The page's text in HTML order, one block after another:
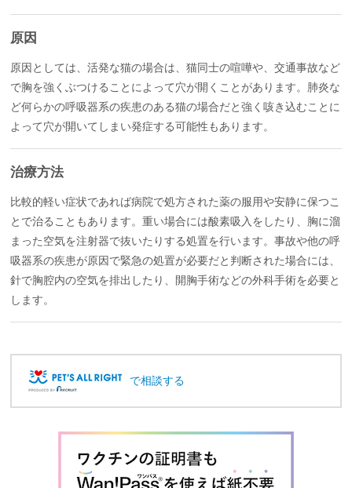
原因
原因としては、活発な猫の場合は、猫同士の喧嘩や、交通事故など
で胸を強くぶつけることによって穴が開くことがあります。肺炎な
ど何らかの呼吸器系の疾患のある猫の場合だと強く咳き込むことに
よって穴が開いてしまい発症する可能性もあります。
治療方法
比較的軽い症状であれば病院で処方された薬の服用や安静に保つこ
とで治ることもあります。重い場合には酸素吸入をしたり、胸に溜
まった空気を注射器で抜いたりする処置を行います。事故や他の呼
吸器系の疾患が原因で緊急の処置が必要だと判断された場合には、
針で胸腔内の空気を排出したり、開胸手術などの外科手術を必要と
します。
で相談する